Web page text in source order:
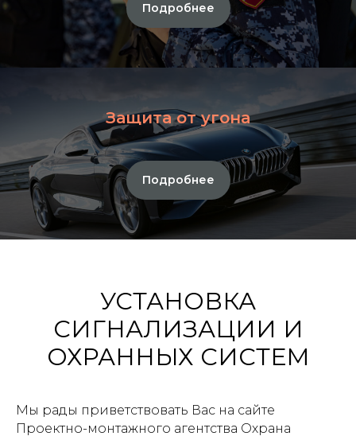
Подробнее
Защита от угона
Подробнее
УСТАНОВКА
СИГНАЛИЗАЦИИ И
ОХРАННЫХ СИСТЕМ
Мы рады приветствовать Вас на сайте
Проектно-монтажного агентства Охрана